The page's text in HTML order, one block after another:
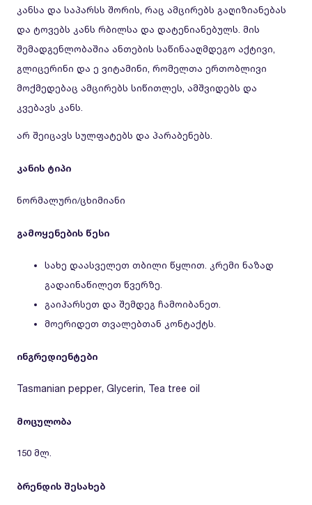
კანსა და საპარსს შორის, რაც ამცირებს გაღიზიანებას
და ტოვებს კანს რბილსა და დატენიანებულს. მის
შემადგენლობაშია ანთების საწინააღმდეგო აქტივი,
გლიცერინი და ე ვიტამინი, რომელთა ერთობლივი
მოქმედებაც ამცირებს სიწითლეს, ამშვიდებს და
კვებავს კანს.
არ შეიცავს სულფატებს და პარაბენებს.
კანის ტიპი
ნორმალური/ცხიმიანი
გამოყენების წესი
სახე დაასველეთ თბილი წყლით. კრემი ნაზად
გადაინაწილეთ წვერზე.
გაიპარსეთ და შემდეგ ჩამოიბანეთ.
მოერიდეთ თვალებთან კონტაქტს.
ინგრედიენტები
Tasmanian pepper, Glycerin, Tea tree oil
მოცულობა
150 მლ.
ბრენდის შესახებ